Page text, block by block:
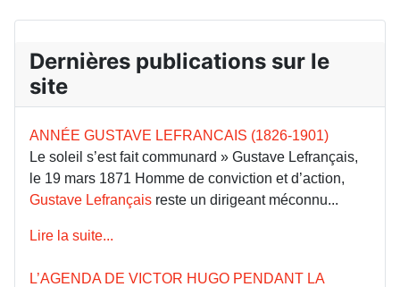
Dernières publications sur le
site
ANNÉE GUSTAVE LEFRANCAIS (1826-1901)
Le soleil s’est fait communard » Gustave Lefrançais,
le 19 mars 1871 Homme de conviction et d’action,
Gustave Lefrançais reste un dirigeant méconnu...
Lire la suite...
L’AGENDA DE VICTOR HUGO PENDANT LA